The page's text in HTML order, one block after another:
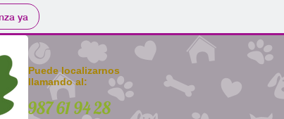
ya
Puede localizarnos
llamando al:
987 61 94 28